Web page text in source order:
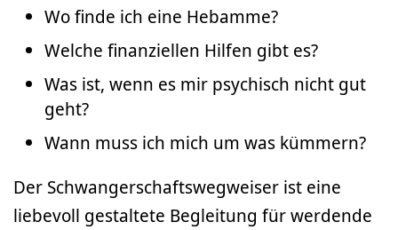
Wo finde ich eine Hebamme?
Welche finanziellen Hilfen gibt es?
Was ist, wenn es mir psychisch nicht gut
geht?
Wann muss ich mich um was kümmern?
Der Schwangerschaftswegweiser ist eine
liebevoll gestaltete Begleitung für werdende